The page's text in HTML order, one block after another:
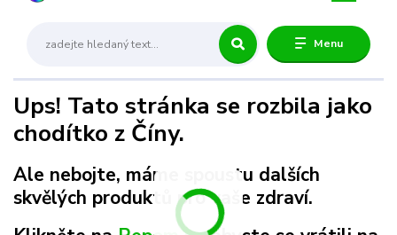
Menu
Ups! Tato stránka se rozbila jako
chodítko z Číny.
Ale nebojte, máme spoustu dalších
skvělých produktů pro vaše zdraví.